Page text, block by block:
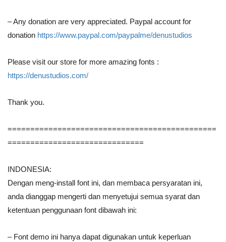
– Any donation are very appreciated. Paypal account for
donation https://www.paypal.com/paypalme/denustudios
Please visit our store for more amazing fonts :
https://denustudios.com/
Thank you.
==============================================
==============================
INDONESIA:
Dengan meng-install font ini, dan membaca persyaratan ini,
anda dianggap mengerti dan menyetujui semua syarat dan
ketentuan penggunaan font dibawah ini:
– Font demo ini hanya dapat digunakan untuk keperluan